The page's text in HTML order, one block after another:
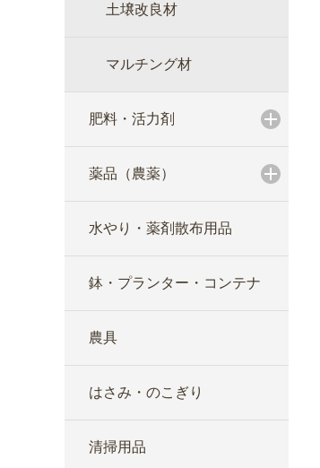
土壌改良材
マルチング材
肥料・活力剤
薬品（農薬）
水やり・薬剤散布用品
鉢・プランター・コンテナ
農具
はさみ・のこぎり
清掃用品